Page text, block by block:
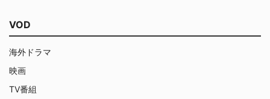
VOD
海外ドラマ
映画
TV番組